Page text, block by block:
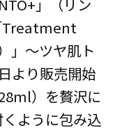
Treatment
」～ツヤ肌ト
より販売開始
）を贅沢に
ように包み込